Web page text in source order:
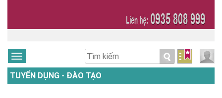
TUYỂN DỤNG - ĐÀO TẠO